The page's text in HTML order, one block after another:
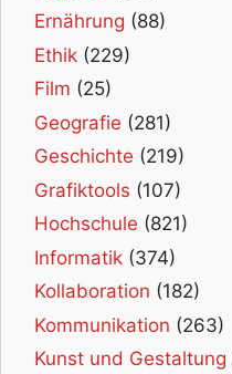
Ernährung (88)
Ethik (229)
Film (25)
Geografie (281)
Geschichte (219)
Grafiktools (107)
Hochschule (821)
Informatik (374)
Kollaboration (182)
Kommunikation (263)
Kunst und Gestaltung